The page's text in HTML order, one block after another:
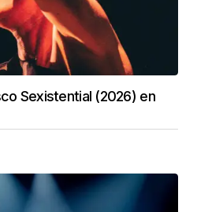
Sexistential (2026) en